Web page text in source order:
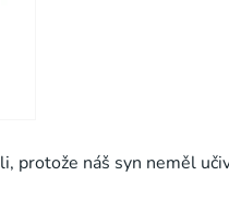
protože náš syn neměl